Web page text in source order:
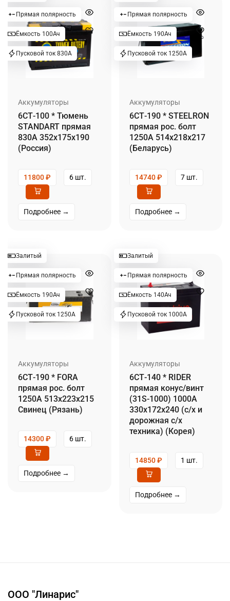
Прямая полярность
Ёмкость 100Ач
Пусковой ток 830А
Аккумуляторы
6СТ-100 * Тюмень
STANDART прямая
830А 352x175x190
(Россия)
11800₽ 6 шт.
Подробнее →
Прямая полярность
Ёмкость 190Ач
Пусковой ток 1250А
Аккумуляторы
6СТ-190 * STEELRON
прямая рос. болт
1250А 514x218x217
(Беларусь)
14740₽ 7 шт.
Подробнее →
Залитый
Прямая полярность
Ёмкость 190Ач
Пусковой ток 1250А
Аккумуляторы
6СТ-190 * FORA
прямая рос. болт
1250А 513x223x215
Свинец (Рязань)
14300₽ 6 шт.
Подробнее →
Залитый
Прямая полярность
Ёмкость 140Ач
Пусковой ток 1000А
Аккумуляторы
6СТ-140 * RIDER
прямая конус/винт
(31S-1000) 1000А
330x172x240 (с/х и
дорожная с/х
техника) (Корея)
14850₽ 1 шт.
Подробнее →
ООО "Линарис"